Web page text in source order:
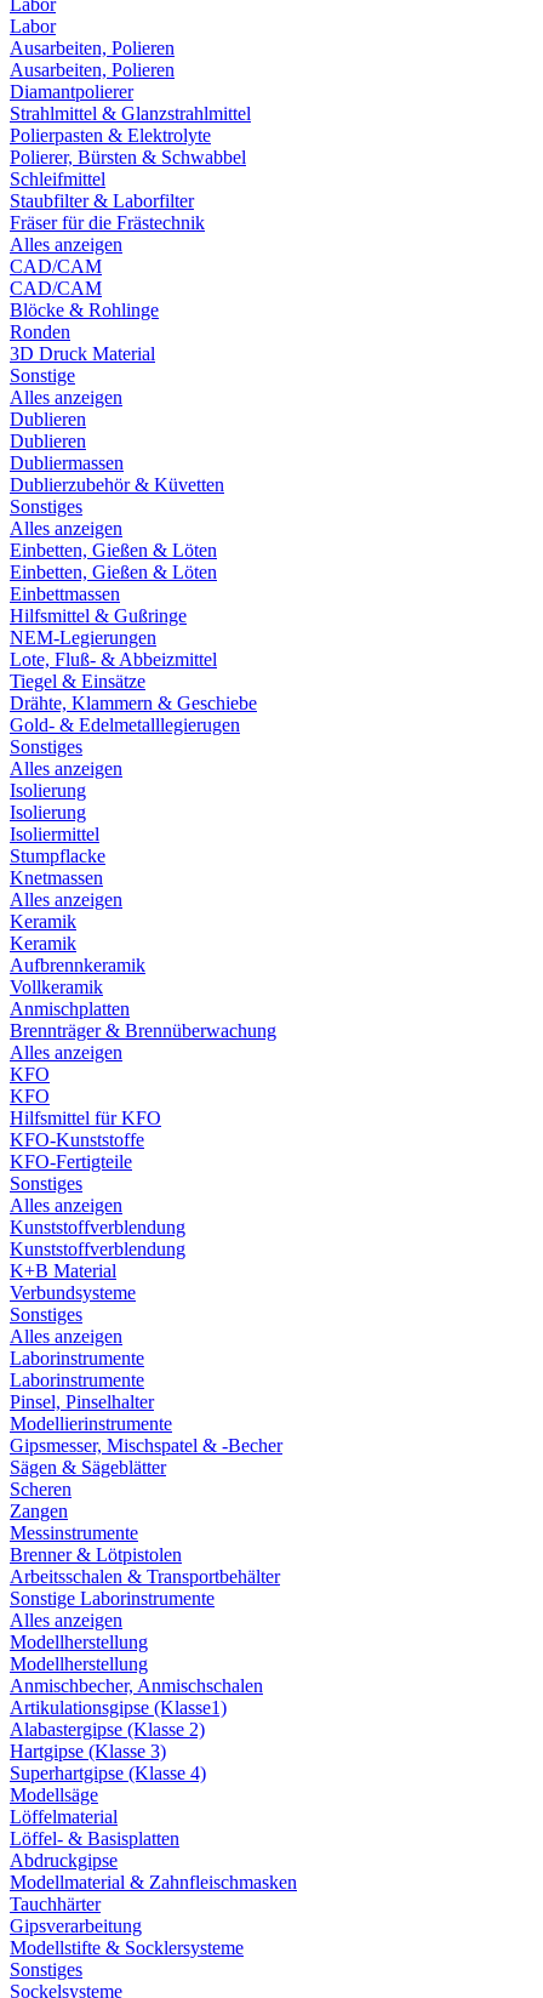
Labor
Labor
Ausarbeiten, Polieren
Ausarbeiten, Polieren
Diamantpolierer
Strahlmittel & Glanzstrahlmittel
Polierpasten & Elektrolyte
Polierer, Bürsten & Schwabbel
Schleifmittel
Staubfilter & Laborfilter
Fräser für die Frästechnik
Alles anzeigen
CAD/CAM
CAD/CAM
Blöcke & Rohlinge
Ronden
3D Druck Material
Sonstige
Alles anzeigen
Dublieren
Dublieren
Dubliermassen
Dublierzubehör & Küvetten
Sonstiges
Alles anzeigen
Einbetten, Gießen & Löten
Einbetten, Gießen & Löten
Einbettmassen
Hilfsmittel & Gußringe
NEM-Legierungen
Lote, Fluß- & Abbeizmittel
Tiegel & Einsätze
Drähte, Klammern & Geschiebe
Gold- & Edelmetalllegierugen
Sonstiges
Alles anzeigen
Isolierung
Isolierung
Isoliermittel
Stumpflacke
Knetmassen
Alles anzeigen
Keramik
Keramik
Aufbrennkeramik
Vollkeramik
Anmischplatten
Brennträger & Brennüberwachung
Alles anzeigen
KFO
KFO
Hilfsmittel für KFO
KFO-Kunststoffe
KFO-Fertigteile
Sonstiges
Alles anzeigen
Kunststoffverblendung
Kunststoffverblendung
K+B Material
Verbundsysteme
Sonstiges
Alles anzeigen
Laborinstrumente
Laborinstrumente
Pinsel, Pinselhalter
Modellierinstrumente
Gipsmesser, Mischspatel & -Becher
Sägen & Sägeblätter
Scheren
Zangen
Messinstrumente
Brenner & Lötpistolen
Arbeitsschalen & Transportbehälter
Sonstige Laborinstrumente
Alles anzeigen
Modellherstellung
Modellherstellung
Anmischbecher, Anmischschalen
Artikulationsgipse (Klasse1)
Alabastergipse (Klasse 2)
Hartgipse (Klasse 3)
Superhartgipse (Klasse 4)
Modellsäge
Löffelmaterial
Löffel- & Basisplatten
Abdruckgipse
Modellmaterial & Zahnfleischmasken
Tauchhärter
Gipsverarbeitung
Modellstifte & Socklersysteme
Sonstiges
Sockelsysteme